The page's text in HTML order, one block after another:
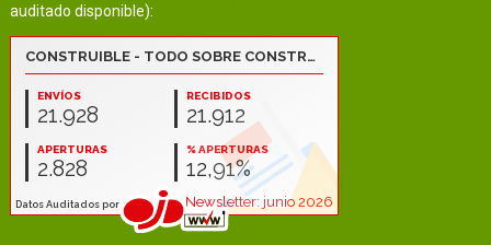
auditado disponible):